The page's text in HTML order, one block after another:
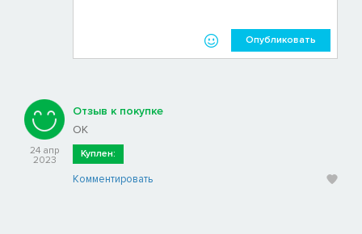
Опубликовать
24 апр
2023
Отзыв к покупке
OK
Куплен:
Комментировать